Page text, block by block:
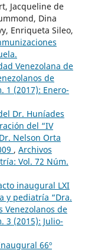
Jacqueline de
Dina
Enriqueta Sileo,
Venezolana de
de
1 (2017): Enero-
Dr. Huníades
del “IV
Nelson Orta
, Archivos
Vol. 72 Núm.
inaugural LXI
y pediatría “Dra.
Venezolanos de
3 (2015): Julio-
66º